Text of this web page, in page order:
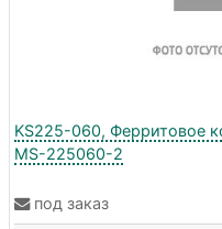
KS225-060, Ферритовое
MS-225060-2
под заказ